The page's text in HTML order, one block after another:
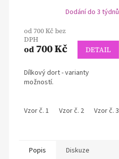
produktu
je
5,0
5
hvězdiček.
Dodání do 3 týdnů
od 700 Kč bez
DPH
od 700 Kč DETAIL
Dílkový dort - varianty
možností.
Vzor č. 1 Vzor č. 2 Vzor č. 3
Popis Diskuze